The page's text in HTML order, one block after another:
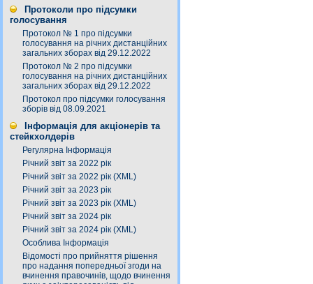
Протоколи про підсумки
голосування
Протокол № 1 про підсумки
голосування на річних дистанційних
загальних зборах від 29.12.2022
Протокол № 2 про підсумки
голосування на річних дистанційних
загальних зборах від 29.12.2022
Протокол про підсумки голосування
зборів від 08.09.2021
Інформація для акціонерів та
стейкхолдерів
Регулярна Інформація
Річний звіт за 2022 рік
Річний звіт за 2022 рік (XML)
Річний звіт за 2023 рік
Річний звіт за 2023 рік (XML)
Річний звіт за 2024 рік
Річний звіт за 2024 рік (XML)
Особлива Інформація
Відомості про прийняття рішення
про надання попередньої згоди на
вчинення правочинів, щодо вчинення